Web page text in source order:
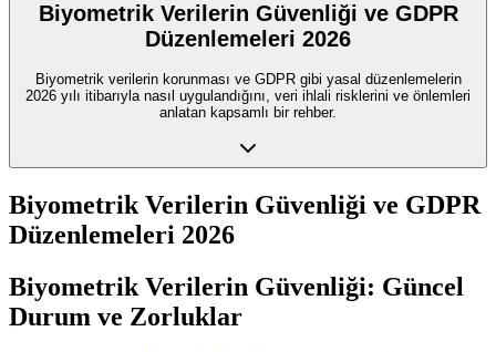
Biyometrik Verilerin Güvenliği ve GDPR
Düzenlemeleri 2026
Biyometrik verilerin korunması ve GDPR gibi yasal düzenlemelerin
2026 yılı itibarıyla nasıl uygulandığını, veri ihlali risklerini ve önlemleri
anlatan kapsamlı bir rehber.
Biyometrik Verilerin Güvenliği ve GDPR
Düzenlemeleri 2026
Biyometrik Verilerin Güvenliği: Güncel
Durum ve Zorluklar